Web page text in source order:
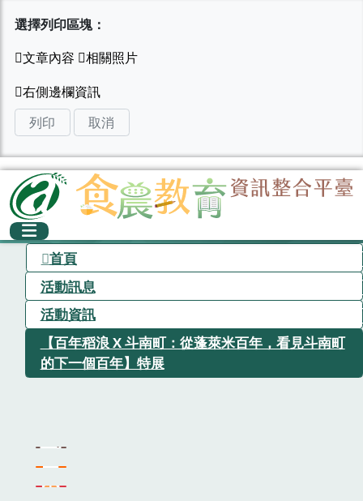
選擇列印區塊：
列印 取消
首頁
活動訊息
活動資訊
【百年​稻浪 X 斗南町：從蓬萊​米百年，​看見​斗​南町​
的​下一​個百年】特展